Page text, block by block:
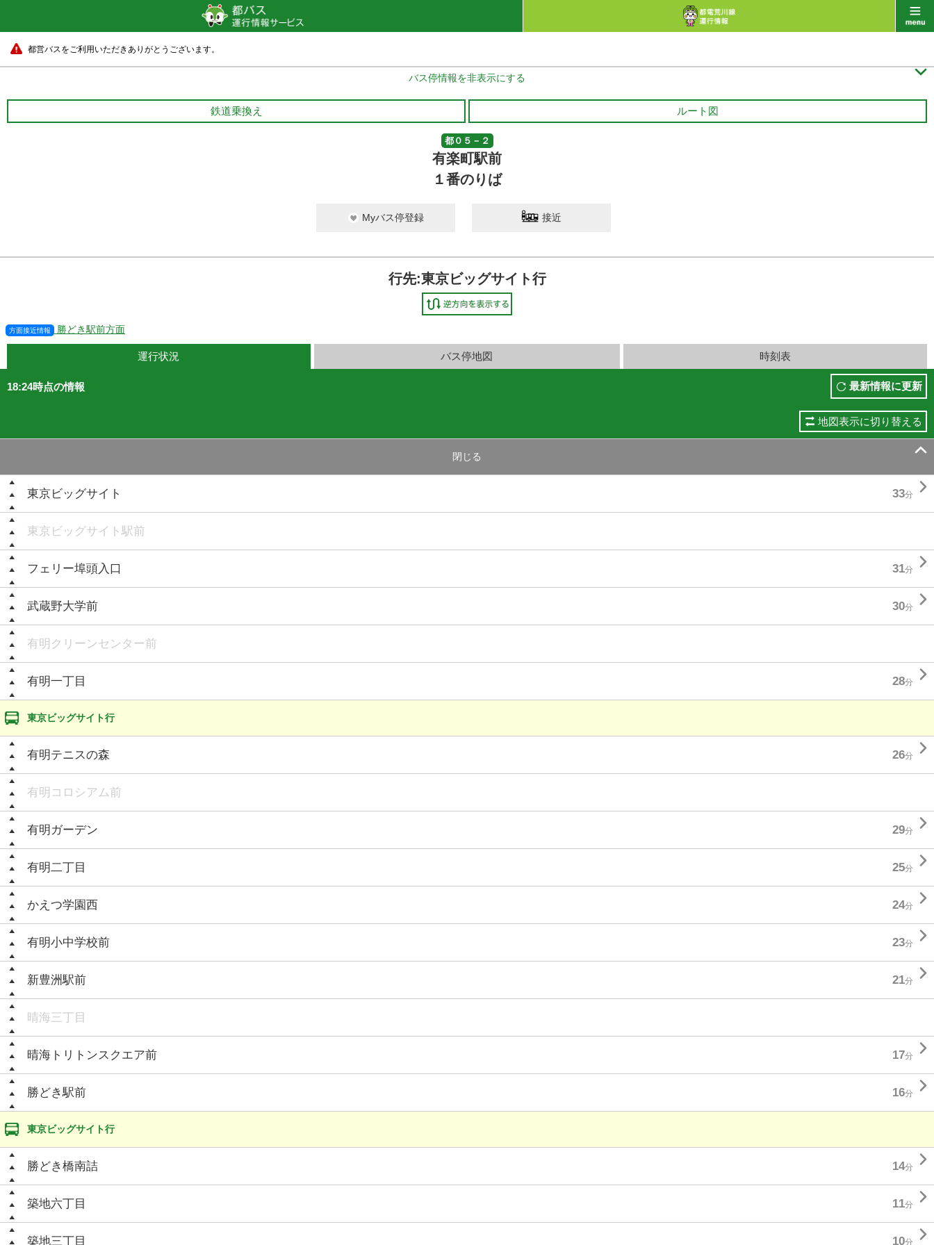
都営バスをご利用いただきありがとうございます。
バス停情報を非表示にする 
鉄道乗換え ルート図
都０５－２
有楽町駅前
１番のりば
Myバス停登録 接近
行先:東京ビッグサイト行
方面接近情報 勝どき駅前方面
運行状況 バス停地図 時刻表
18:24時点の情報 最新情報に更新
地図表示に切り替える
閉じる 
東京ビッグサイト 33分 
東京ビッグサイト駅前
フェリー埠頭入口 31分 
武蔵野大学前 30分 
有明クリーンセンター前
有明一丁目 28分 
東京ビッグサイト行
有明テニスの森 26分 
有明コロシアム前
有明ガーデン 29分 
有明二丁目 25分 
かえつ学園西 24分 
有明小中学校前 23分 
新豊洲駅前 21分 
晴海三丁目
晴海トリトンスクエア前 17分 
勝どき駅前 16分 
東京ビッグサイト行
勝どき橋南詰 14分 
築地六丁目 11分 
築地三丁目 10分 